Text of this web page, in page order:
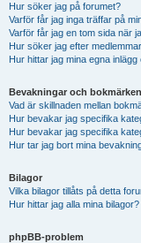
Hur söker jag på forumet?
Varför får jag inga träffar på
Varför får jag en tom sida när
Hur söker jag efter
Hur hittar jag mina egna
Bevakningar och bokmärken
Vad är skillnaden mellan
Hur bevakar jag specifika
Hur bevakar jag specifika
Hur tar jag bort mina
Bilagor
Vilka bilagor tillåts på detta
Hur hittar jag alla mina bilagor?
phpBB-problem